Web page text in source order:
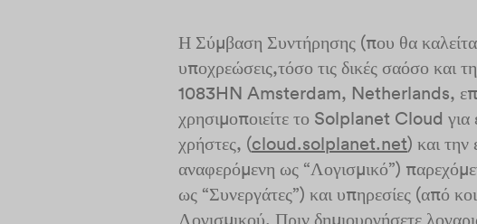
Η Σύμβαση Συντήρησης (που θα
υποχρεώσεις,τόσο τις δικές σαόσο
1083HN Amsterdam, Netherlands,
χρησιμοποιείτε το Solplanet Cloud για
χρήστες, (cloud.solplanet.net) και
αναφερόμενη ως “Λογισμικό”)
ως “Συνεργάτες”) και υπηρεσίες (από
Λογισμικού. Πριν δημιουργήσετε